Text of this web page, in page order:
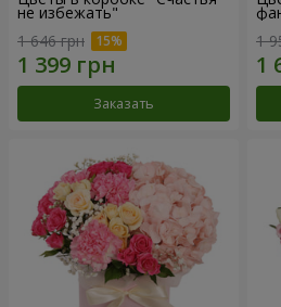
не избежать"
1 646 грн
Заказать
1